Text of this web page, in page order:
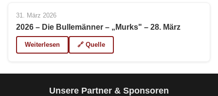
31. März 2026
2026 – Die Bullemänner – „Murks" – 28. März
Weiterlesen 🔗 Quelle
Unsere Partner & Sponsoren